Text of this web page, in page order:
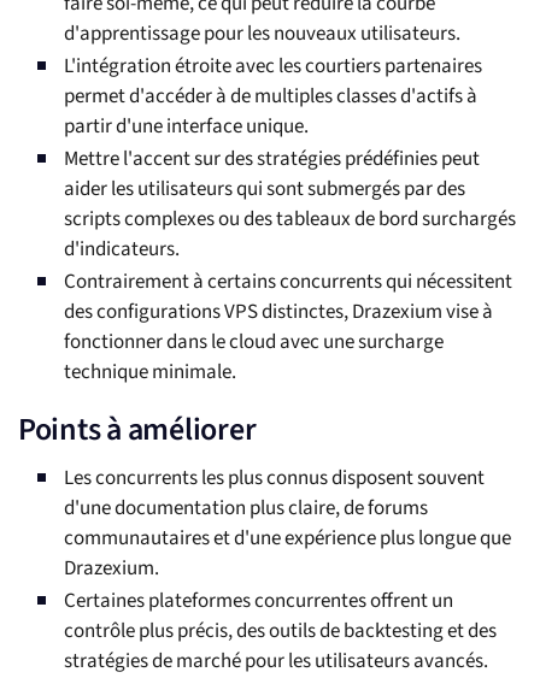
d'apprentissage pour les nouveaux utilisateurs.
L'intégration étroite avec les courtiers partenaires
permet d'accéder à de multiples classes d'actifs à
partir d'une interface unique.
Mettre l'accent sur des stratégies prédéfinies peut
aider les utilisateurs qui sont submergés par des
scripts complexes ou des tableaux de bord surchargés
d'indicateurs.
Contrairement à certains concurrents qui nécessitent
des configurations VPS distinctes, Drazexium vise à
fonctionner dans le cloud avec une surcharge
technique minimale.
Points à améliorer
Les concurrents les plus connus disposent souvent
d'une documentation plus claire, de forums
communautaires et d'une expérience plus longue que
Drazexium.
Certaines plateformes concurrentes offrent un
contrôle plus précis, des outils de backtesting et des
stratégies de marché pour les utilisateurs avancés.